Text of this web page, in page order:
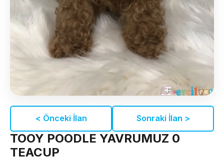
< Önceki İlan Sonraki İlan >
TOOY POODLE YAVRUMUZ 0
TEACUP